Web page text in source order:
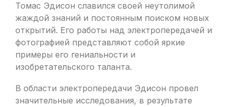
Томас Эдисон славился своей неутолимой
жаждой знаний и постоянным поиском новых
открытий. Его работы над электропередачей и
фотографией представляют собой яркие
примеры его гениальности и
изобретательского таланта.
В области электропередачи Эдисон провел
значительные исследования, в результате